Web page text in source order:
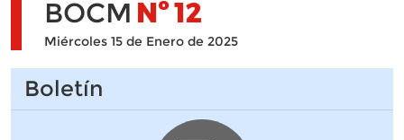
BOCM Nº12
Miércoles 15 de Enero de 2025
Boletín